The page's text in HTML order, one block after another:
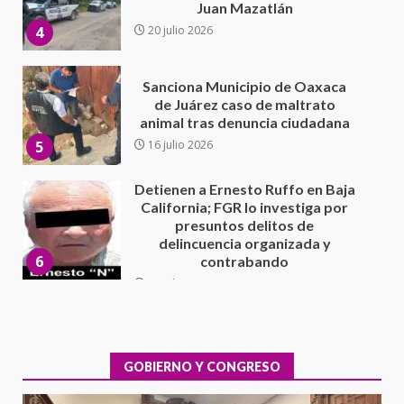
5
animal tras denuncia ciudadana
16 julio 2026
6
California; FGR lo investiga por
presuntos delitos de
delincuencia organizada y
contrabando
7
Sin paso carretera Oaxaca-
Cuacnopalan
26 junio 2026
1
integral de las instalaciones de la
Escuela Secundaria General
Moisés Sáenz Garza
GOBIERNO Y CONGRESO